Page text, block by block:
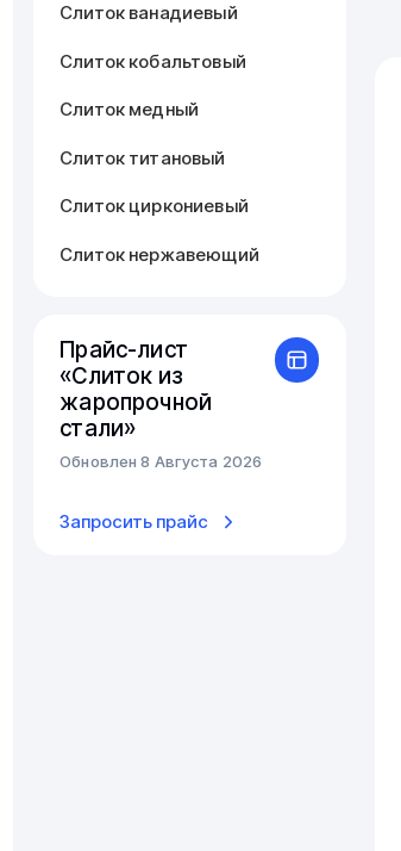
Слиток ванадиевый
Слиток кобальтовый
Слиток медный
Слиток титановый
Слиток циркониевый
Слиток нержавеющий
Прайс-лист
«Слиток из
жаропрочной
стали»
Обновлен 8 Августа 2026
Запросить прайс